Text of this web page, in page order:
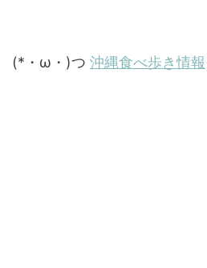
(*・ω・)つ 沖縄食べ歩き情報